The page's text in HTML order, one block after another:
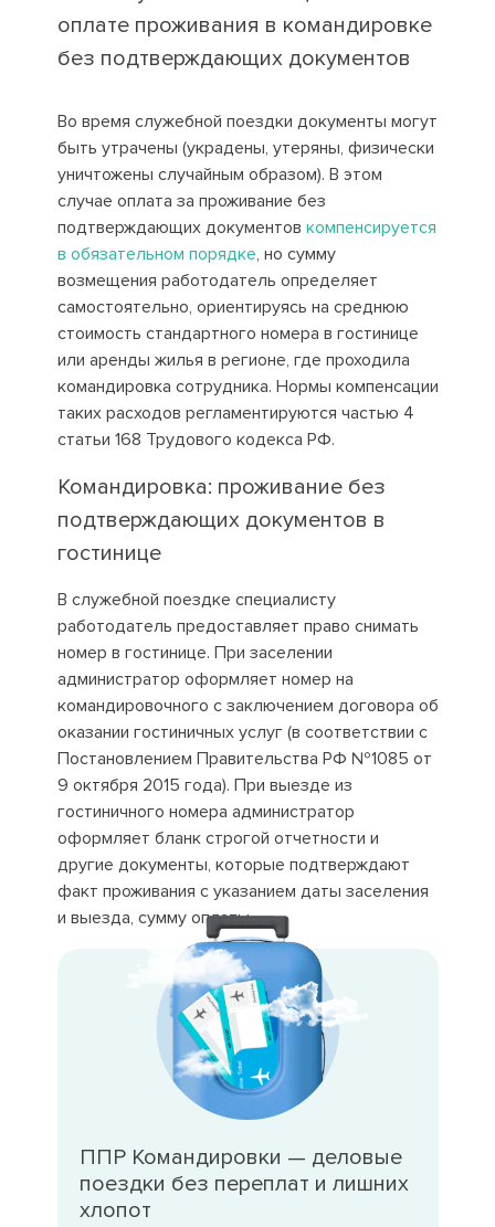
оплате проживания в командировке
без подтверждающих документов
Во время служебной поездки документы могут
быть утрачены (украдены, утеряны, физически
уничтожены случайным образом). В этом
случае оплата за проживание без
подтверждающих документов компенсируется
в обязательном порядке, но сумму
возмещения работодатель определяет
самостоятельно, ориентируясь на среднюю
стоимость стандартного номера в гостинице
или аренды жилья в регионе, где проходила
командировка сотрудника. Нормы компенсации
таких расходов регламентируются частью 4
статьи 168 Трудового кодекса РФ.
Командировка: проживание без
подтверждающих документов в
гостинице
В служебной поездке специалисту
работодатель предоставляет право снимать
номер в гостинице. При заселении
администратор оформляет номер на
командировочного с заключением договора об
оказании гостиничных услуг (в соответствии с
Постановлением Правительства РФ №1085 от
9 октября 2015 года). При выезде из
гостиничного номера администратор
оформляет бланк строгой отчетности и
другие документы, которые подтверждают
факт проживания с указанием даты заселения
и выезда, сумму оплаты.
ППР Командировки — деловые
поездки без переплат и лишних
хлопот